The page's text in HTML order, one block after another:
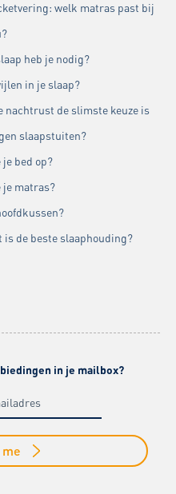
welk matras past bij
heb je nodig?
in je slaap?
nachtrust de slimste keuze is
slaapstuiten?
je bed op?
je matras?
de beste slaaphouding?
in je mailbox?